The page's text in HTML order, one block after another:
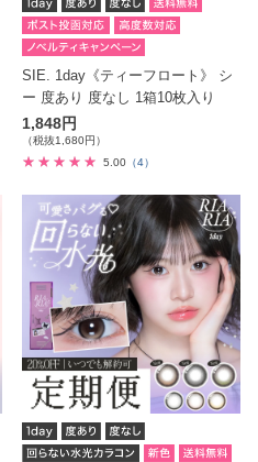
SIE. 1day《ティーフロート》 シ
ー 度あり 度なし 1箱10枚入り
1,848円
（税抜1,680円）
5.00 （4）